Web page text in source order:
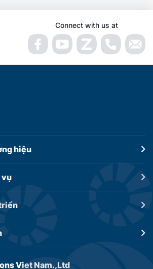
Connect with us at
Viet Nam.,Ltd
hiệu
vụ